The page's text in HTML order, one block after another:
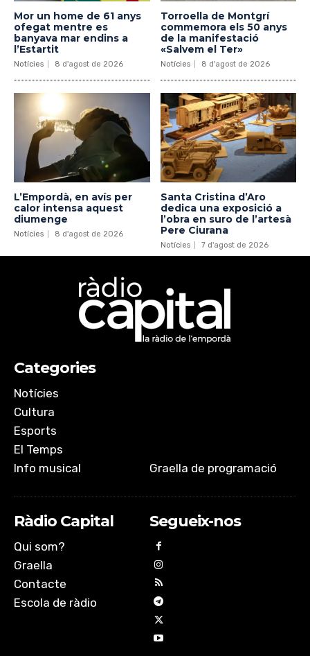
Mor un home de 61 anys
ofegat mentre es
banyava mar endins a
l’Estartit
Notícies 8 d'agost de 2026
Torroella de Montgrí
commemora els 50 anys
de la manifestació
«Salvem el Ter»
Notícies 8 d'agost de 2026
L’Empordà, en avís per
calor intensa aquest
diumenge
Notícies 8 d'agost de 2026
Santa Cristina d’Aro
dedica una exposició a
l’obra en suro de l’artesà
Pere Ciurana
Notícies 7 d'agost de 2026
Categories
Notícies
Cultura
Esports
El Temps
Info musical
Graella de programació
Ràdio Capital
Qui som?
Graella
Contacte
Escola de ràdio
Segueix-nos